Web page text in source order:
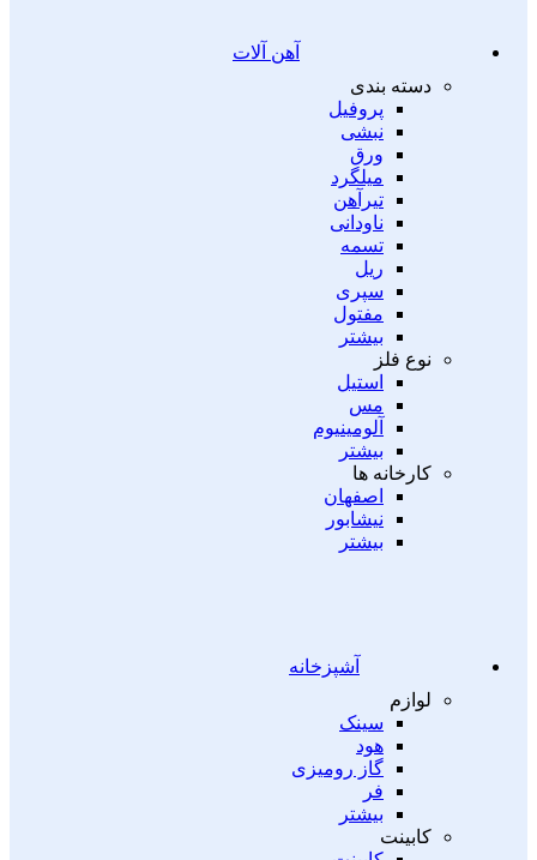
آهن آلات
دسته بندی
پروفیل
نبشی
ورق
میلگرد
تیرآهن
ناودانی
تسمه
ریل
سپری
مفتول
بیشتر
نوع فلز
استیل
مس
آلومینیوم
بیشتر
کارخانه ها
اصفهان
نیشابور
بیشتر
آشپزخانه
لوازم
سینک
هود
گاز رومیزی
فر
بیشتر
کابینت